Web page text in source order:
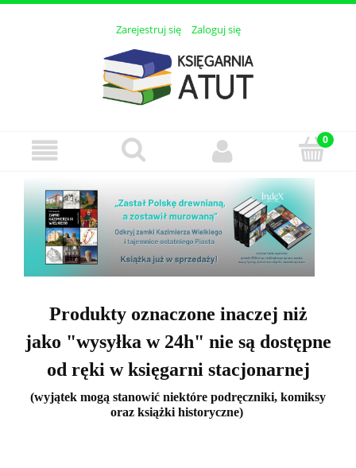
Zarejestruj się Zaloguj się
Produkty oznaczone inaczej niż
jako "wysyłka w 24h" nie są dostępne
od ręki w księgarni stacjonarnej
(wyjątek mogą stanowić niektóre podręczniki, komiksy
oraz książki historyczne)